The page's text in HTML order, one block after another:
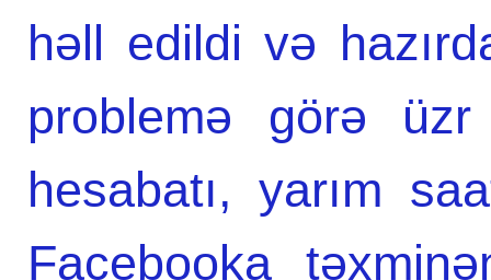
həll edildi və
problemə görə
hesabatı, yarım
Facebooka